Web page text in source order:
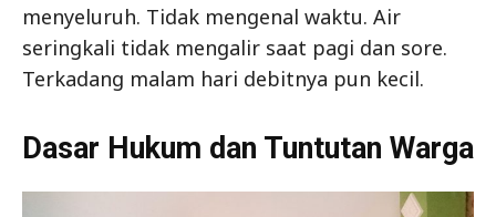
menyeluruh. Tidak mengenal waktu. Air
seringkali tidak mengalir saat pagi dan sore.
Terkadang malam hari debitnya pun kecil.
Dasar Hukum dan Tuntutan Warga